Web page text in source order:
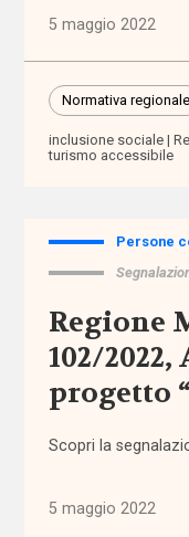
Universale
assistenti
familiari
assistenti
assistenza
domiciliare
assistenza
personale
assistenza
sanitaria
5 maggio 2022
Normativa regionale
inclusione sociale
turismo accessibile
Persone
Regione
102/
progetto
Scopri la
5 maggio 2022